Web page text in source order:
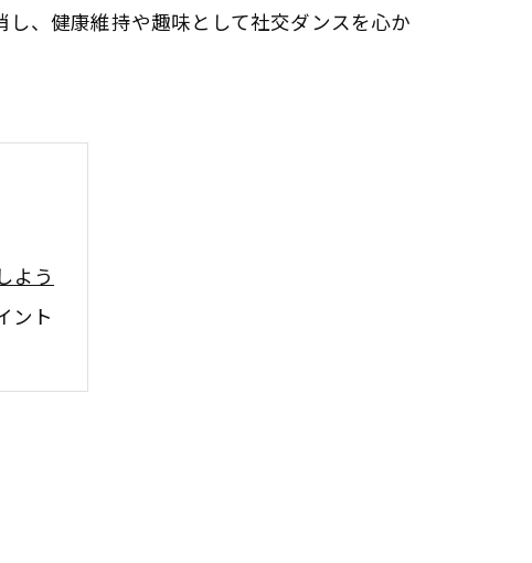
、健康維持や趣味として社交ダンスを心か
よう
ント